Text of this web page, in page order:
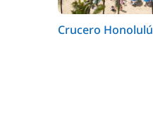
Crucero Honolulú